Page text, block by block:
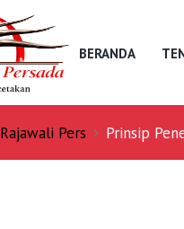
BERANDA
Rajawali Pers Prinsip